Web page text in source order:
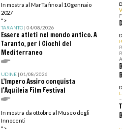
In mostra al MarTa fino al 10 gennaio
2027
">
TARANTO| 04/08/2026
Essere atleti nel mondo antico. A
Taranto, per i Giochi del
Mediterraneo
UDINE| 01/08/2026
L'Impero Assiro conquista
l'Aquileia Film Festival
In mostra da ottobre al Museo degli
Innocenti